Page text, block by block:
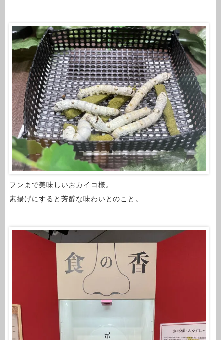
フンまで美味しいおカイコ様。
素揚げにすると芳醇な味わいとのこと。